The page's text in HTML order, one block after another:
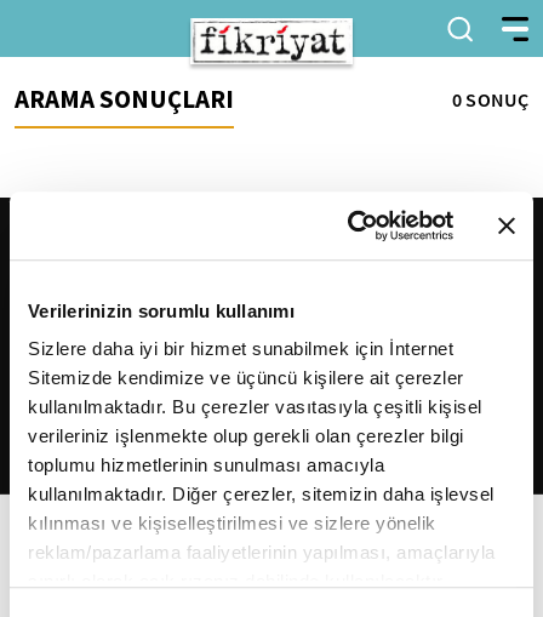
Verilerinizin sorumlu kullanımı
Sizlere daha iyi bir hizmet sunabilmek için İnternet
Sitemizde kendimize ve üçüncü kişilere ait çerezler
kullanılmaktadır. Bu çerezler vasıtasıyla çeşitli kişisel
verileriniz işlenmekte olup gerekli olan çerezler bilgi
toplumu hizmetlerinin sunulması amacıyla
kullanılmaktadır. Diğer çerezler, sitemizin daha işlevsel
kılınması ve kişiselleştirilmesi ve sizlere yönelik
reklam/pazarlama faaliyetlerinin yapılması, amaçlarıyla
ARAMA SONUÇLARI 0 SONUÇ
2026Fikriyat. Tüm hakları saklıdır.